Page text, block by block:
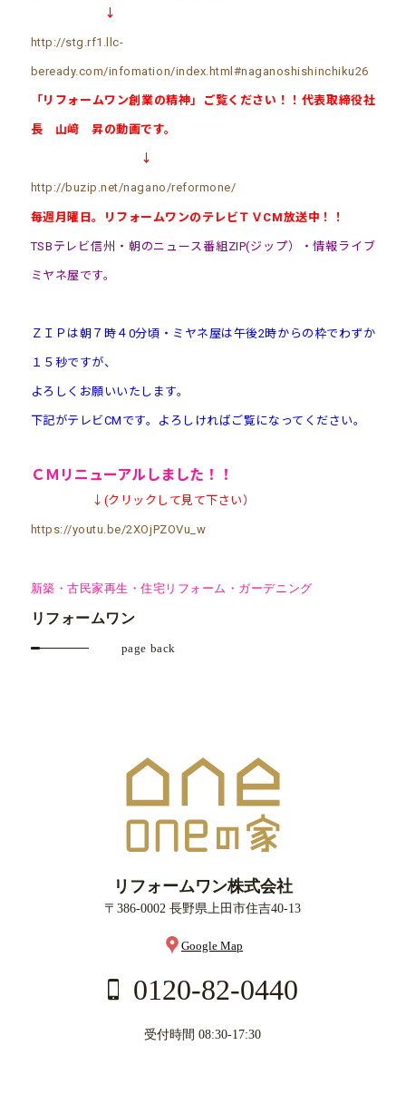
↓
http://stg.rf1.llc-
beready.com/infomation/index.html#naganoshishinchiku26
「リフォームワン創業の精神」ご覧ください！！代表取締役社
長 山﨑 昇の動画です。
↓
http://buzip.net/nagano/reformone/
毎週月曜日。リフォームワンのテレビＴＶCM放送中！！
TSBテレビ信州・朝のニュース番組ZIP(ジップ）・情報ライブ
ミヤネ屋です。
ＺＩＰは朝７時４0分頃・ミヤネ屋は午後2時からの枠でわずか
１５秒ですが、
よろしくお願いいたします。
下記がテレビCMです。よろしければご覧になってください。
ＣＭ リニューアルしました！！
↓(クリックして見て下さい）
https://youtu.be/2XOjPZOVu_w
新築・古民家再生・住宅リフォーム・ガーデニング
リフォームワン
page back
リフォームワン株式会社
〒386-0002 長野県上田市住吉40-13
Google Map
0120-82-0440
受付時間 08:30-17:30